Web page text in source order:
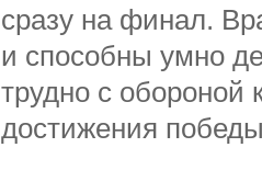
сразу на финал.
и способны умно
трудно с обороной
достижения